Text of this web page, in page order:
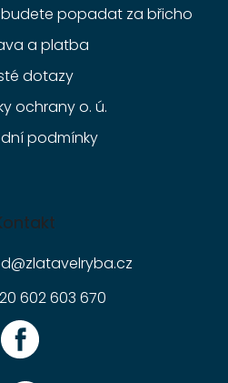
budete popadat za břicho
a platba
dotazy
ochrany o. ú.
podmínky
@zlatavelryba.cz
602 603 670